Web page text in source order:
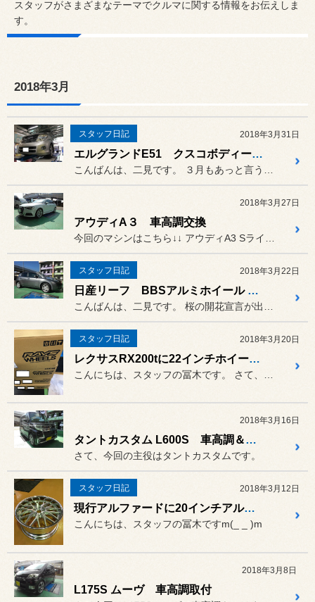
スタッフがさまざまなテーマでクルマに関する情報をお伝えしま
す。
2018年3月
スタッフ日記 2018年3月31日
エルグランドE51 クスコボディー補強ブレース装着
2018年3月27日
アウディA３ 車高調交換
スタッフ日記 2018年3月22日
日産リーフ BBSアルミホイール RI-A、ニスモ スポーツサスペンションキット装着
スタッフ日記 2018年3月20日
レクサスRX200tに22インチホイール装着！！
2018年3月16日
タントカスタム L600S 車高調＆マフラー
さて、今回の主役はタントカスタムです。
スタッフ日記 2018年3月12日
現行アルファードに20インチアルミ装着！！
こんにちは、スタッフの冨木ですm(_ _ )m
2018年3月8日
L175S ムーヴ 車高調取付